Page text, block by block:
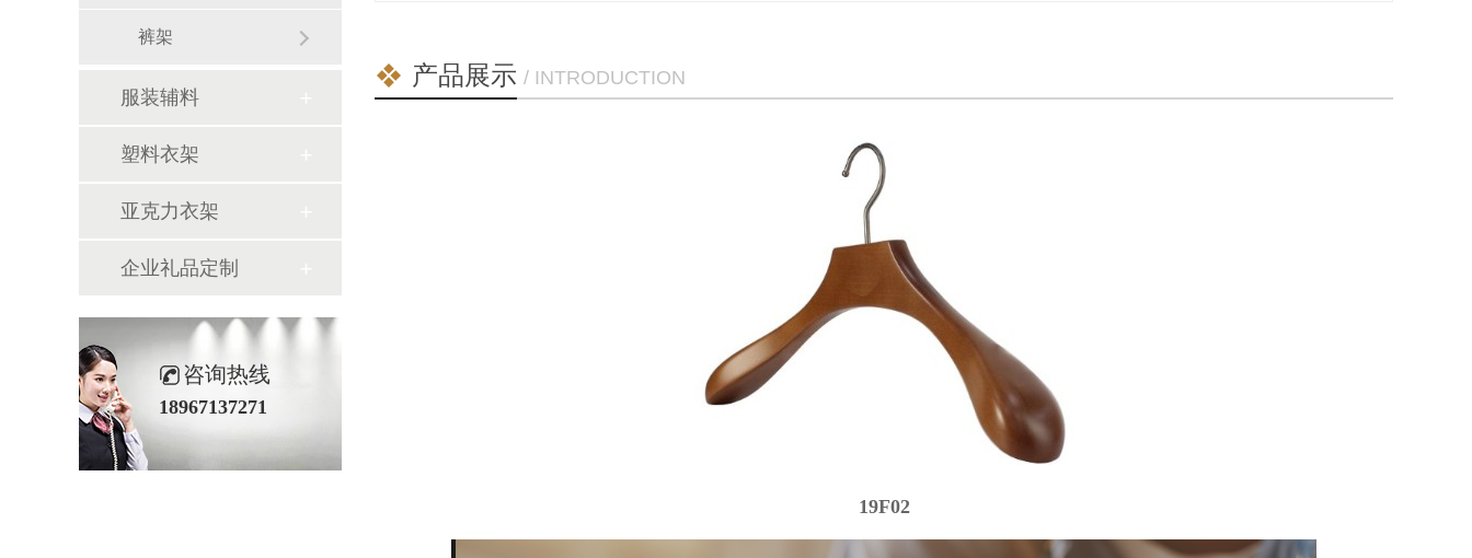
裤架
服装辅料
塑料衣架
亚克力衣架
企业礼品定制
咨询热线
18967137271
产品展示 / INTRODUCTION
19F02